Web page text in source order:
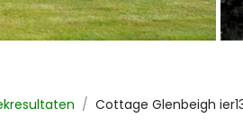
Cottage Glenbeigh